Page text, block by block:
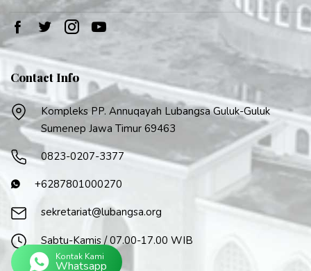
Contact Info
Kompleks PP. Annuqayah Lubangsa Guluk-Guluk
Sumenep Jawa Timur 69463
0823-0207-3377
+6287801000270
sekretariat@lubangsa.org
Sabtu-Kamis / 07.00-17.00 WIB
Kontak Kami
Whatsapp